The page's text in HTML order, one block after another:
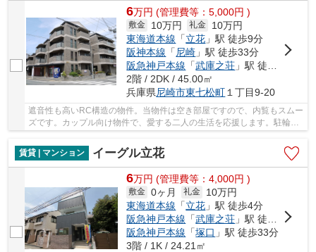
6万円 (管理費等：5,000円 )
敷金 10万円 礼金
10万円
東海道本線 「立花 」駅 徒歩9分
阪神本線 「 尼崎 」駅 徒歩33分
阪急神戸本線 「武庫之荘 」駅 徒歩34分
2階 / 2DK / 45.00㎡
兵庫県尼崎市東七松町 １丁目9-20
遮音性も高いRC構造の物件。当物件は空き部屋ですので、内覧もスムー
ズです。カップル向け物件で、愛する二人の生活を応援します。駐輪場
がついているので、自慢の自転車の管理も心配...
賃貸 | マンション
イーグル立花
6万円 (管理費等：4,000円 )
敷金 0ヶ月 礼金
10万円
東海道本線 「立花 」駅 徒歩4分
阪急神戸本線 「武庫之荘 」駅 徒歩26分
阪急神戸本線 「塚口 」駅 徒歩33分
3階 / 1K / 24.21㎡